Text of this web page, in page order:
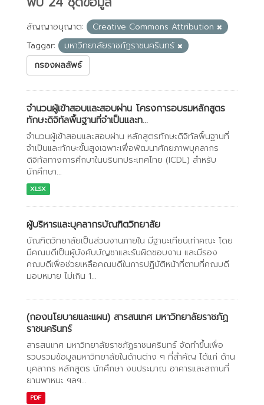
สัญญาอนุญาต:
Creative Commons Attribution
Taggar:
มหาวิทยาลัยราชภัฏราชนครินทร์
กรองผลลัพธ์
จำนวนผู้เข้าสอบและสอบผ่าน โครงการอบรมหลักสูตร
ทักษะดิจิทัลพื้นฐานที่จำเป็นและท...
จำนวนผู้เข้าสอบและสอบผ่าน หลักสูตรทักษะดิจิทัลพื้นฐานที่
จำเป็นและทักษะขั้นสูงเฉพาะเพื่อพัฒนาศักยภาพบุคลากร
ดิจิทัลทางการศึกษาในบริบทประเทศไทย (ICDL) สำหรับ
นักศึกษา...
XLSX
ผู้บริหารและบุคลากรบัณฑิตวิทยาลัย
บัณฑิตวิทยาลัยเป็นส่วนงานภายใน มีฐานะเทียบเท่าคณะ โดย
มีคณบดีเป็นผู้บังคับบัญชาและรับผิดชอบงาน และมีรอง
คณบดีเพื่อช่วยเหลือคณบดีในการปฏิบัติหน้าที่ตามที่คณบดี
มอบหมาย ไม่เกิน 1...
(กองนโยบายและแผน) สารสนเทศ มหาวิทยาลัยราชภัฏ
ราชนครินทร์
สารสนเทศ มหาวิทยาลัยราชภัฏราชนครินทร์ จัดทำขึ้นเพื่อ
รวบรวมข้อมูลมหาวิทยาลัยในด้านต่าง ๆ ที่สำคัญ ได้แก่ ด้าน
บุคลากร หลักสูตร นักศึกษา งบประมาณ อาคารและสถานที่
ยานพาหนะ ฯลฯ...
PDF